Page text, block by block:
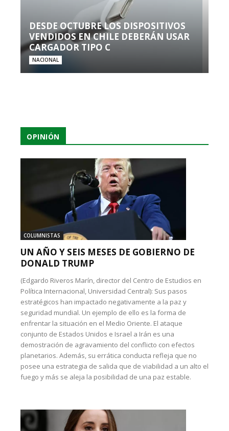
DESDE OCTUBRE LOS DISPOSITIVOS
VENDIDOS EN CHILE DEBERÁN USAR
CARGADOR TIPO C
NACIONAL
OPINIÓN
COLUMNISTAS
UN AÑO Y SEIS MESES DE GOBIERNO DE
DONALD TRUMP
(Edgardo Riveros Marín, director del Centro de Estudios en
Política Internacional, Universidad Central): Sus pasos
estratégicos han impactado negativamente a la paz y
seguridad mundial. Un ejemplo de ello es la forma de
enfrentar la situación en el Medio Oriente. El ataque
conjunto de Estados Unidos e Israel a Irán es una
demostración de agravamiento del conflicto con efectos
planetarios. Además, su errática conducta refleja que no
posee una estrategia de salida que de viabilidad a un alto el
fuego y más se aleja la posibilidad de una paz estable.